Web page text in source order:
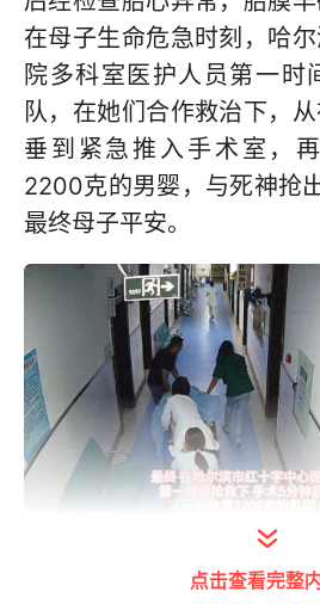
在母子生命危急时刻，哈
院多科室医护人员第一时
队，在她们合作救治下，
垂到紧急推入手术室，
2200克的男婴，与死神抢
最终母子平安。
打开今日头条查看图
6月5日3时，吴莹突然
点击查看完整